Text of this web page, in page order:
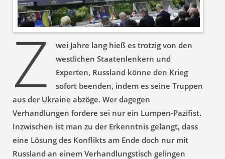
Z
wei Jahre lang hieß es trotzig von den
westlichen Staatenlenkern und
Experten, Russland könne den Krieg
sofort beenden, indem es seine Truppen
aus der Ukraine abzöge. Wer dagegen
Verhandlungen fordere sei nur ein Lumpen-Pazifist.
Inzwischen ist man zu der Erkenntnis gelangt, dass
eine Lösung des Konflikts am Ende doch nur mit
Russland an einem Verhandlungstisch gelingen